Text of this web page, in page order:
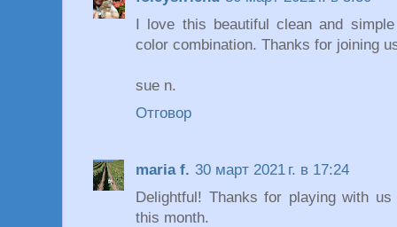
I love this beautiful clean and
color combination. Thanks for joining
sue n.
Отговор
maria f. 30 март 2021 г. в 17:24
Delightful! Thanks for playing with
this month.